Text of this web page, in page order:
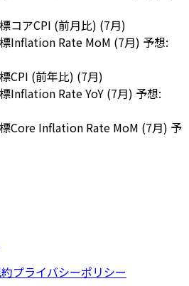
コアCPI (前月比) (7月)
Inflation Rate MoM (7月) 予想:
CPI (前年比) (7月)
Inflation Rate YoY (7月) 予想:
Core Inflation Rate MoM (7月) 予
プライバシーポリシー